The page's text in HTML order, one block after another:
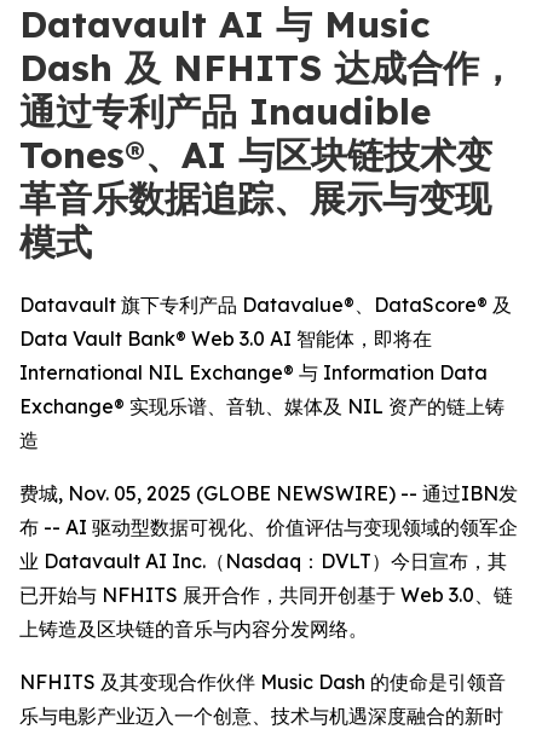
Datavault AI 与 Music
Dash 及 NFHITS 达成合作，
通过专利产品 Inaudible
Tones®、AI 与区块链技术变
革音乐数据追踪、展示与变现
模式
Datavault 旗下专利产品 Datavalue®、DataScore® 及
Data Vault Bank® Web 3.0 AI 智能体，即将在
International NIL Exchange® 与 Information Data
Exchange® 实现乐谱、音轨、媒体及 NIL 资产的链上铸
造
费城, Nov. 05, 2025 (GLOBE NEWSWIRE) -- 通过IBN发
布 -- AI 驱动型数据可视化、价值评估与变现领域的领军企
业 Datavault AI Inc.（Nasdaq：DVLT）今日宣布，其
已开始与 NFHITS 展开合作，共同开创基于 Web 3.0、链
上铸造及区块链的音乐与内容分发网络。
NFHITS 及其变现合作伙伴 Music Dash 的使命是引领音
乐与电影产业迈入一个创意、技术与机遇深度融合的新时